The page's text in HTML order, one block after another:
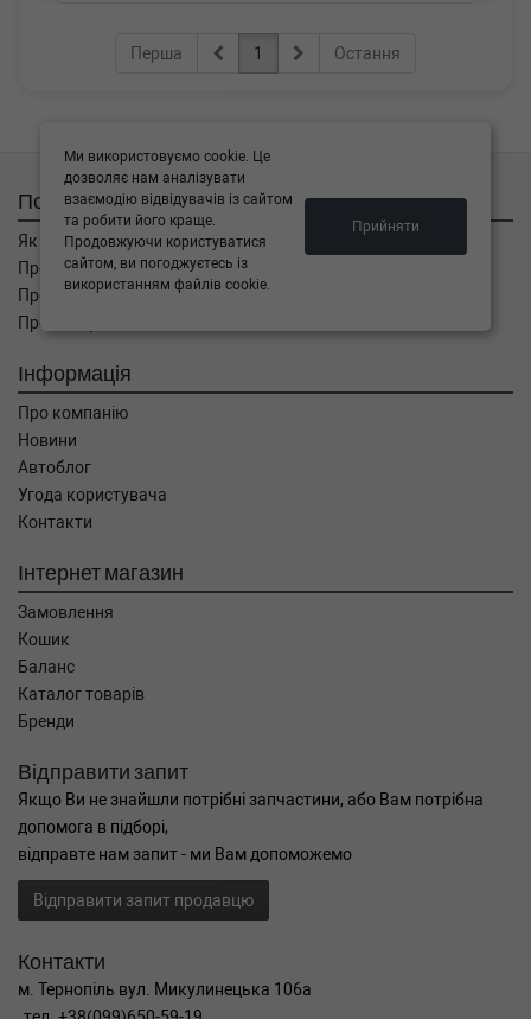
Перша 1 Остання
Покупцям
Як замовити
Про оплату
Про доставку
Про повернення
Інформація
Про компанію
Новини
Автоблог
Угода користувача
Контакти
Інтернет магазин
Замовлення
Кошик
Баланс
Каталог товарів
Бренди
Відправити запит
Якщо Ви не знайшли потрібні запчастини, або Вам потрібна
допомога в підборі,
відправте нам запит - ми Вам допоможемо
Відправити запит продавцю
Контакти
м. Тернопіль вул. Микулинецька 106а
Ми використовуємо cookie. Це
дозволяє нам аналізувати
взаємодію відвідувачів із сайтом
та робити його краще.
Продовжуючи користуватися
сайтом, ви погоджуєтесь із
використанням файлів cookie.
Прийняти